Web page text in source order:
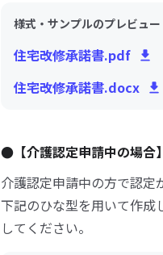
様式・サンプルのプレビュ
住宅改修承諾書.pdf
住宅改修承諾書.docx
●【介護認定申請中の場
介護認定申請中の方で認定
下記のひな型を用いて作成
してください。